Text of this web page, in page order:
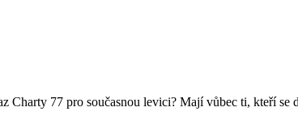
Charty 77 pro současnou levici? Mají vůbec ti, kteří